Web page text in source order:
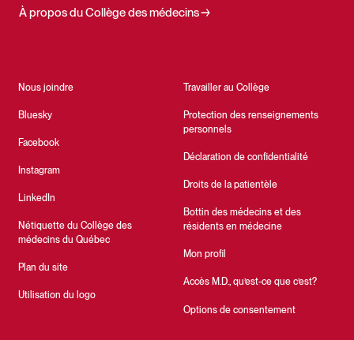
Nous joindre
Bluesky
Facebook
Instagram
LinkedIn
Nétiquette du Collège des
médecins du Québec
Plan du site
Utilisation du logo
Travailler au Collège
Protection des renseignements
personnels
Déclaration de confidentialité
Droits de la patientèle
Bottin des médecins et des
résidents en médecine
Mon profil
Accès M.D., qu’est-ce que c’est?
Options de consentement
À propos du Collège des médecins